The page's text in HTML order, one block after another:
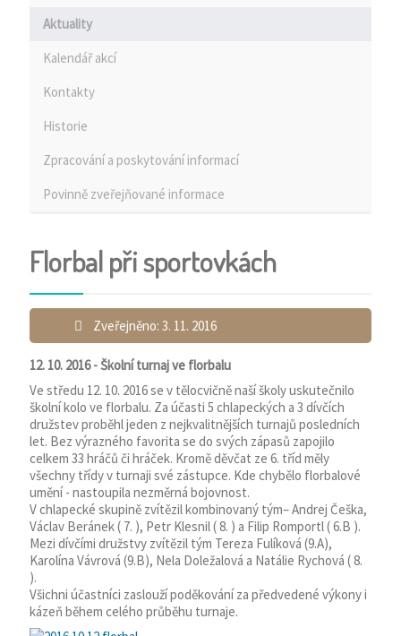
Aktuality
Kalendář akcí
Kontakty
Historie
Zpracování a poskytování informací
Povinně zveřejňované informace
Florbal při sportovkách
Zveřejněno: 3. 11. 2016
12. 10. 2016 - Školní turnaj ve florbalu
Ve středu 12. 10. 2016 se v tělocvičně naší školy uskutečnilo
školní kolo ve florbalu. Za účasti 5 chlapeckých a 3 dívčích
družstev proběhl jeden z nejkvalitnějších turnajů posledních
let. Bez výrazného favorita se do svých zápasů zapojilo
celkem 33 hráčů či hráček. Kromě děvčat ze 6. tříd měly
všechny třídy v turnaji své zástupce. Kde chybělo florbalové
umění - nastoupila nezměrná bojovnost.
V chlapecké skupině zvítězil kombinovaný tým– Andrej Češka,
Václav Beránek ( 7. ), Petr Klesnil ( 8. ) a Filip Romportl ( 6.B ).
Mezi dívčími družstvy zvítězil tým Tereza Fulíková (9.A),
Karolína Vávrová (9.B), Nela Doležalová a Natálie Rychová ( 8.
).
Všichni účastníci zaslouží poděkování za předvedené výkony i
kázeň během celého průběhu turnaje.